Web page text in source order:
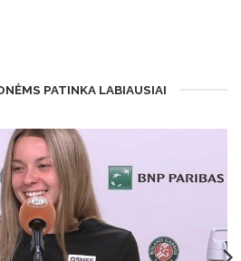
PATINKA LABIAUSIAI